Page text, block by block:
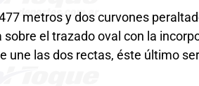
metros y dos curvones
el trazado oval con la
une las dos rectas, éste último